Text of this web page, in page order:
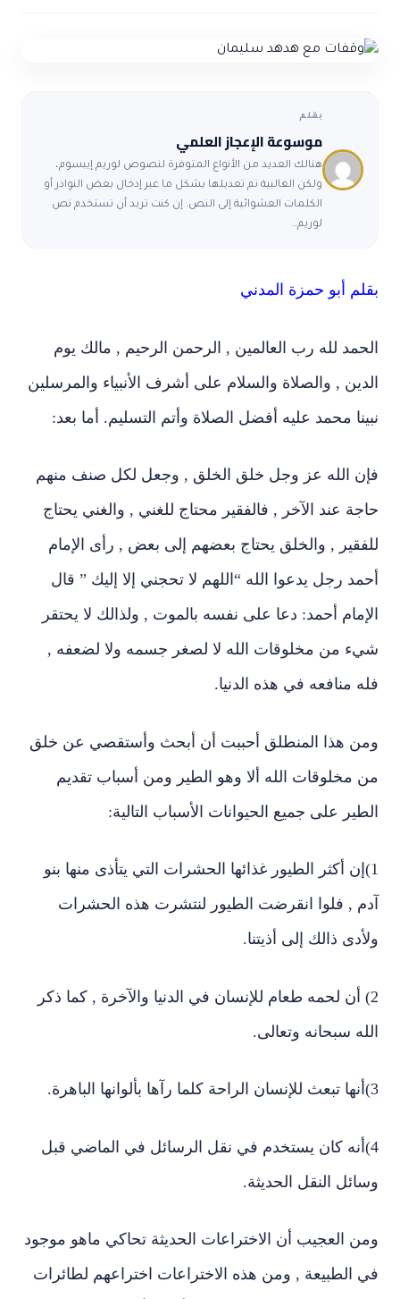
حول السنة
بقلم
موسوعة الإعجاز العلمي
هنالك العديد من الأنواع المتوفرة لنصوص لوريم إيبسوم،
ولكن الغالبية تم تعديلها بشكل ما عبر إدخال بعض النوادر أو
الكلمات العشوائية إلى النص. إن كنت تريد أن تستخدم نص
لوريم…
بقلم أبو حمزة المدني
الحمد لله رب العالمين , الرحمن الرحيم , مالك يوم
الدين , والصلاة والسلام على أشرف الأنبياء والمرسلين
نبينا محمد عليه أفضل الصلاة وأتم التسليم. أما بعد:
فإن الله عز وجل خلق الخلق , وجعل لكل صنف منهم
حاجة عند الآخر , فالفقير محتاج للغني , والغني يحتاج
للفقير , والخلق يحتاج بعضهم إلى بعض , رأى الإمام
أحمد رجل يدعوا الله “اللهم لا تحجني إلا إليك ” قال
الإمام أحمد: دعا على نفسه بالموت , ولذالك لا يحتقر
شيء من مخلوقات الله لا لصغر جسمه ولا لضعفه ,
فله منافعه في هذه الدنيا.
ومن هذا المنطلق أحببت أن أبحث وأستقصي عن خلق
من مخلوقات الله ألا وهو الطير ومن أسباب تقديم
الطير على جميع الحيوانات الأسباب التالية:
1)إن أكثر الطيور غذائها الحشرات التي يتأذى منها بنو
آدم , فلوا انقرضت الطيور لنتشرت هذه الحشرات
ولأدى ذالك إلى أذيتنا.
2) أن لحمه طعام للإنسان في الدنيا والآخرة , كما ذكر
الله سبحانه وتعالى.
3)أنها تبعث للإنسان الراحة كلما رآها بألوانها الباهرة.
4)أنه كان يستخدم في نقل الرسائل في الماضي قبل
وسائل النقل الحديثة.
ومن العجيب أن الاختراعات الحديثة تحاكي ماهو موجود
في الطبيعة , ومن هذه الاختراعات اختراعهم لطائرات